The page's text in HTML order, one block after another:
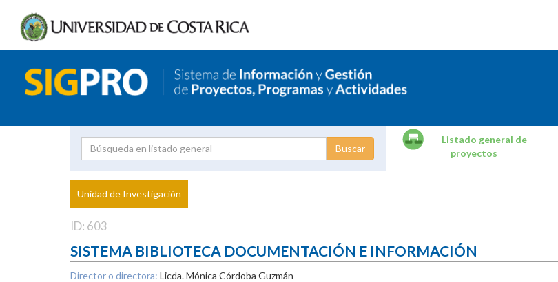
Proyecto
Investigador
Listado general de
proyectos
Unidad de Investigación
ID: 603
SISTEMA BIBLIOTECA DOCUMENTACIÓN E INFORMACIÓN
Director o directora: Licda. Mónica Córdoba Guzmán